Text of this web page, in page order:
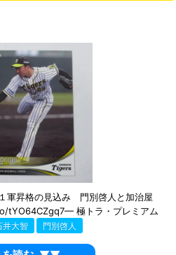
軍昇格の見込み 門別啓人と加治屋
tYO64CZgq7— 極トラ・プレミアム
井大智 門別啓人